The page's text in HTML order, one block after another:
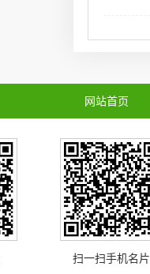
网站首页
扫一扫手机名片